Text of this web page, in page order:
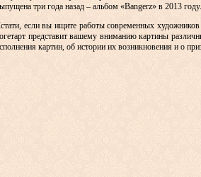
три года назад – альбом «Bangerz» в 2013 году.
если вы ищите работы современных
представит вашему вниманию картины
картин, об истории их возникновения и о